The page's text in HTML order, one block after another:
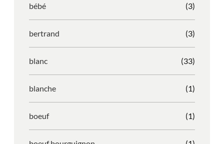
bébé (3)
bertrand (3)
blanc (33)
blanche (1)
boeuf (1)